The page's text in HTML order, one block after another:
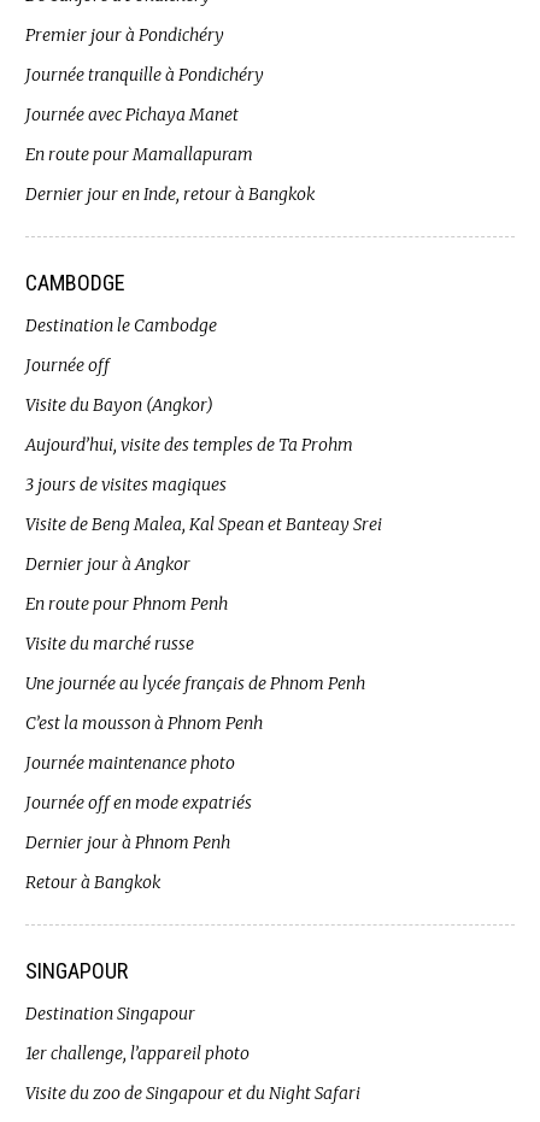
Premier jour à Pondichéry
Journée tranquille à Pondichéry
Journée avec Pichaya Manet
En route pour Mamallapuram
Dernier jour en Inde, retour à Bangkok
CAMBODGE
Destination le Cambodge
Journée off
Visite du Bayon (Angkor)
Aujourd’hui, visite des temples de Ta Prohm
3 jours de visites magiques
Visite de Beng Malea, Kal Spean et Banteay Srei
Dernier jour à Angkor
En route pour Phnom Penh
Visite du marché russe
Une journée au lycée français de Phnom Penh
C’est la mousson à Phnom Penh
Journée maintenance photo
Journée off en mode expatriés
Dernier jour à Phnom Penh
Retour à Bangkok
SINGAPOUR
Destination Singapour
1er challenge, l’appareil photo
Visite du zoo de Singapour et du Night Safari